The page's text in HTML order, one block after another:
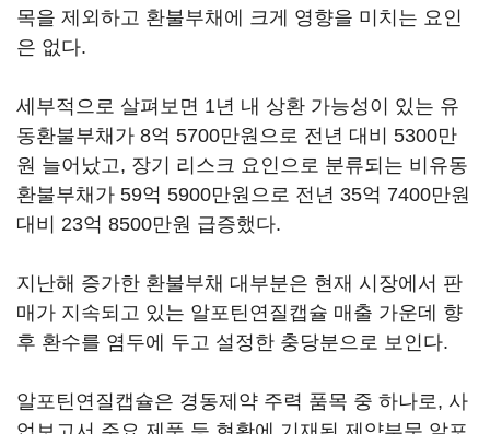
목을 제외하고 환불부채에 크게 영향을 미치는 요인
은 없다.
세부적으로 살펴보면 1년 내 상환 가능성이 있는 유
동환불부채가 8억 5700만원으로 전년 대비 5300만
원 늘어났고, 장기 리스크 요인으로 분류되는 비유동
환불부채가 59억 5900만원으로 전년 35억 7400만원
대비 23억 8500만원 급증했다.
지난해 증가한 환불부채 대부분은 현재 시장에서 판
매가 지속되고 있는 알포틴연질캡슐 매출 가운데 향
후 환수를 염두에 두고 설정한 충당분으로 보인다.
알포틴연질캡슐은 경동제약 주력 품목 중 하나로, 사